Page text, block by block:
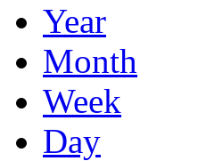
Year
Month
Week
Day